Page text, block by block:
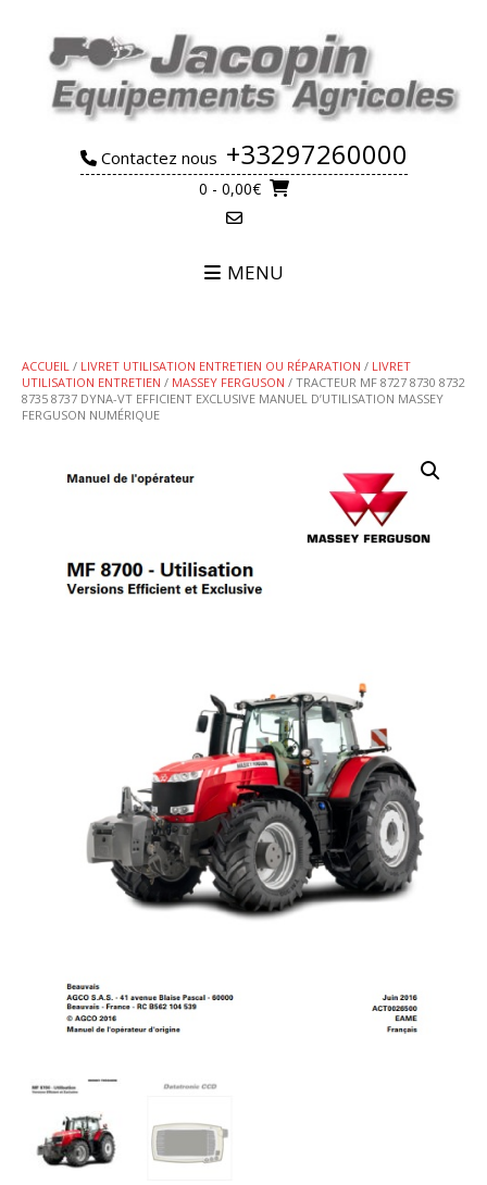
content
Contactez nous +33297260000
0 - 0,00€
MENU
ACCUEIL / LIVRET UTILISATION ENTRETIEN OU RÉPARATION / LIVRET
UTILISATION ENTRETIEN / MASSEY FERGUSON / TRACTEUR MF 8727 8730 8732
8735 8737 DYNA-VT EFFICIENT EXCLUSIVE MANUEL D’UTILISATION MASSEY
FERGUSON NUMÉRIQUE